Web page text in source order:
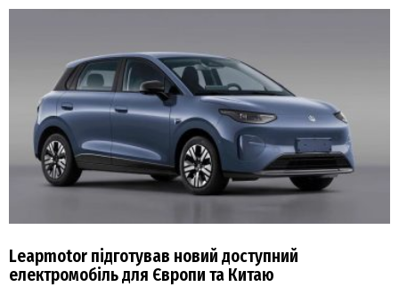
Leapmotor підготував новий доступний
електромобіль для Європи та Китаю